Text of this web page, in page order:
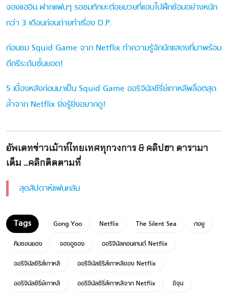
จองแฮอิน ฝากแฟนๆ รอชมทักษะต่อยมวยที่แอบไปฝึกซ้อมอย่างหนัก
กว่า 3 เดือนก่อนถ่ายทำเรื่อง D.P.
ก่อนชม Squid Game จาก Netflix ทำความรู้จักนักแสดงที่มาพร้อม
ดีกรีระดับชั้นยอด!
5 เบื้องหลังก่อนมาเป็น Squid Game ออริจินัลซีรี่ย์เกาหลีพล็อตสุด
ล้ำจาก Netflix ยิ่งรู้ยิ่งอยากดู!
อัพเดทข่าวเม้าท์ไทยเทศทุกวงการ & คลิปฮา ดารามา
เต็ม ...คลิกติดตามที่
สุดสัปดาห์แฟนคลับ
Gong Yoo Netflix The Silent Sea
กงยู
คิมซอนยอง
จองอูซอง
ออริจินัลคอนเทนต์ Netflix
ออริจินัลซีรีส์เกาหลี
ออริจินัลซีรีส์เกาหลีของ Netflix
ออริจินัลซีรี่ย์เกาหลี
ออริจินัลซีรี่ส์เกาหลีจาก Netflix
อีจุน